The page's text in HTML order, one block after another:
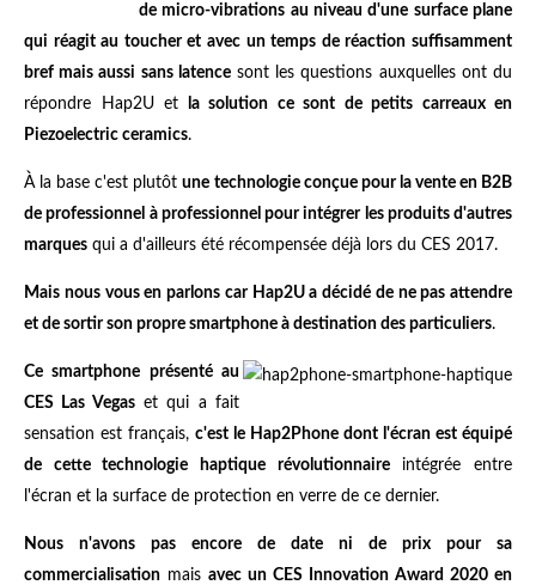
de micro-vibrations au niveau d'une surface plane
qui réagit au toucher et avec un temps de réaction suffisamment
bref mais aussi sans latencesont les questions auxquelles ont du
répondre Hap2U et la solution ce sont de petits carreaux en
Piezoelectric ceramics.
À la base c'est plutôtune technologie conçue pour la vente en B2B
de professionnel à professionnel pour intégrer les produits d'autres
marques qui a d'ailleurs été récompensée déjà lors du CES 2017.
Mais nous vous en parlons car Hap2U a décidé de ne pas attendre
et de sortir son propre smartphone à destination des particuliers.
Ce smartphone présenté au
CES Las Vegaset qui a fait
sensation est français, c'est le Hap2Phone dont l'écran est équipé
de cette technologie haptique révolutionnaireintégrée entre
l'écran et la surface de protection en verre de ce dernier.
Nous n'avons pas encore de date ni de prix pour sa
commercialisation mais avec un CES Innovation Award 2020 en